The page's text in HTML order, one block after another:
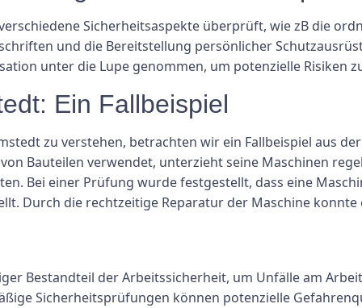
Sicherheitsaspekte überprüft, wie zB die
und die Bereitstellung persönlicher
unter die Lupe genommen, um potenzielle Risiken
Ein Fallbeispiel
zu verstehen, betrachten wir ein Fallbeispiel aus
Bauteilen verwendet, unterzieht seine Maschinen
Bei einer Prüfung wurde festgestellt, dass eine
Durch die rechtzeitige Reparatur der Maschine
Bestandteil der Arbeitssicherheit, um Unfälle am
Sicherheitsprüfungen können potenzielle